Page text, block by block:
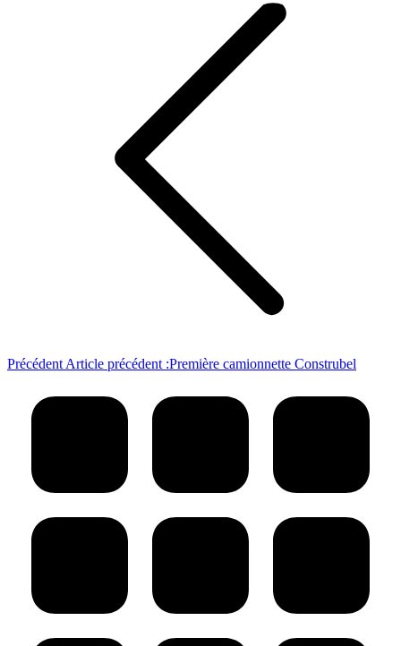
Précédent Article précédent :Première camionnette Construbel